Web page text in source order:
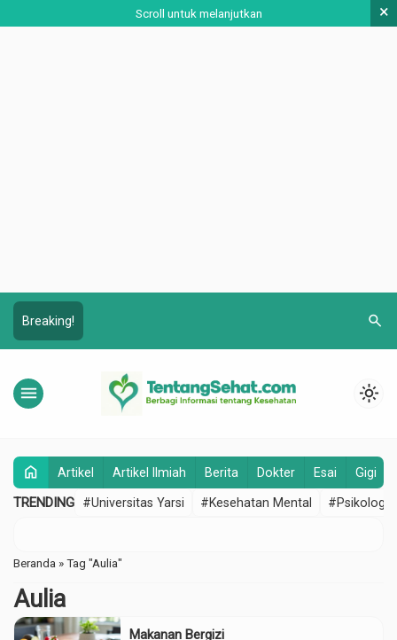
Scroll untuk melanjutkan ×
Breaking! search
menu light_mode
home Artikel Artikel Ilmiah Berita Dokter Esai Gigi
TRENDING #Universitas Yarsi #Kesehatan Mental #Psikologi
Beranda »Tag "Aulia"
Aulia
Makanan Bergizi